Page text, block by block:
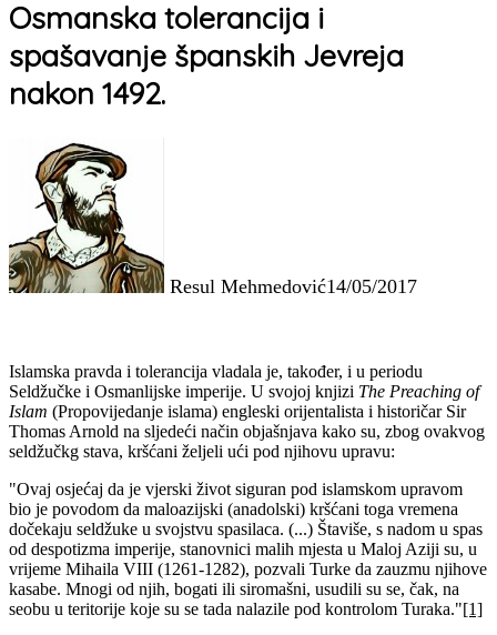
Osmanska tolerancija i
spašavanje španskih Jevreja
nakon 1492.
Resul Mehmedović14/05/2017
Islamska pravda i tolerancija vladala je, također, i u periodu
Seldžučke i Osmanlijske imperije. U svojoj knjizi The Preaching of
Islam (Propovijedanje islama) engleski orijentalista i historičar Sir
Thomas Arnold na sljedeći način objašnjava kako su, zbog ovakvog
seldžučkg stava, kršćani željeli ući pod njihovu upravu:
"Ovaj osjećaj da je vjerski život siguran pod islamskom upravom
bio je povodom da maloazijski (anadolski) kršćani toga vremena
dočekaju seldžuke u svojstvu spasilaca. (...) Štaviše, s nadom u spas
od despotizma imperije, stanovnici malih mjesta u Maloj Aziji su, u
vrijeme Mihaila VIII (1261-1282), pozvali Turke da zauzmu njihove
kasabe. Mnogi od njih, bogati ili siromašni, usudili su se, čak, na
seobu u teritorije koje su se tada nalazile pod kontrolom Turaka."[1]